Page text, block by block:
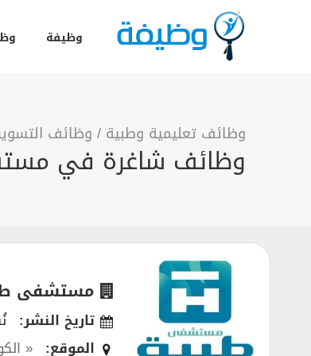
وظيفة
وظائف تعليمية وطبية / وظائف
وظائف شاغرة في
مستشفى
تاريخ النشر:
الموقع: «